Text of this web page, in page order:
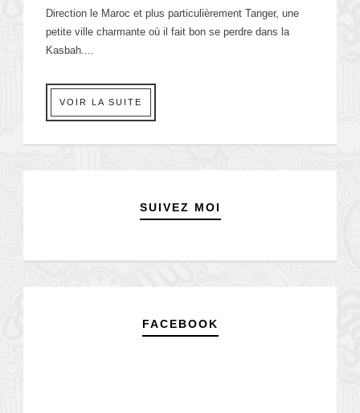
Direction le Maroc et plus particulièrement Tanger, une
petite ville charmante où il fait bon se perdre dans la
Kasbah....
VOIR LA SUITE
SUIVEZ MOI
FACEBOOK